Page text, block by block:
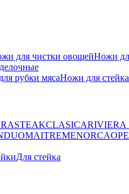
для чистки овощейНожи
рубки мясаНожи для стейка
STEAKCLASICARIVIERA
DUOMAITREMENORCA
Для стейка